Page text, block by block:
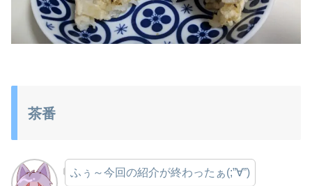
茶番
ふぅ～今回の紹介が終わったぁ(;”∀”)